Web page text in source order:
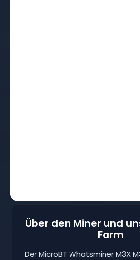
Über den Miner und
Farm
Der MicroBT Whatsminer M3X